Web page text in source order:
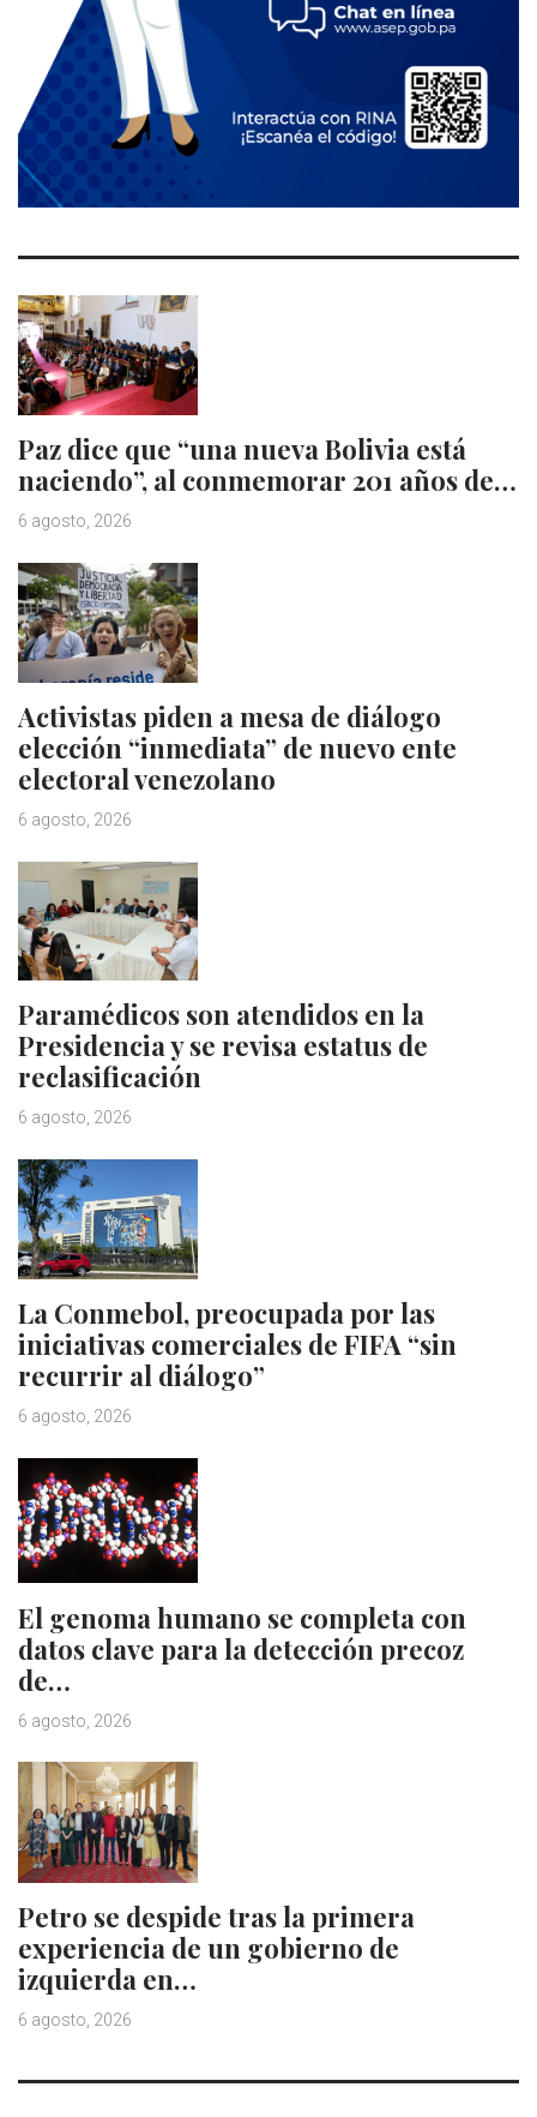
Paz dice que “una nueva Bolivia está
naciendo”, al conmemorar 201 años de…
6 agosto, 2026
Activistas piden a mesa de diálogo
elección “inmediata” de nuevo ente
electoral venezolano
6 agosto, 2026
Paramédicos son atendidos en la
Presidencia y se revisa estatus de
reclasificación
6 agosto, 2026
La Conmebol, preocupada por las
iniciativas comerciales de FIFA “sin
recurrir al diálogo”
6 agosto, 2026
El genoma humano se completa con
datos clave para la detección precoz
de…
6 agosto, 2026
Petro se despide tras la primera
experiencia de un gobierno de
izquierda en…
6 agosto, 2026